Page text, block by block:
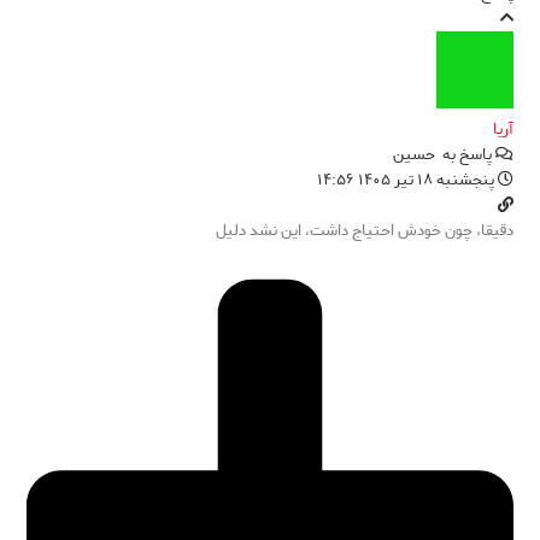
آریا
پاسخ بهحسین
پنجشنبه ۱۸ تیر ۱۴۰۵ ۱۴:۵۶
دقیقا، چون خودش احتیاج داشت، این نشد دلیل